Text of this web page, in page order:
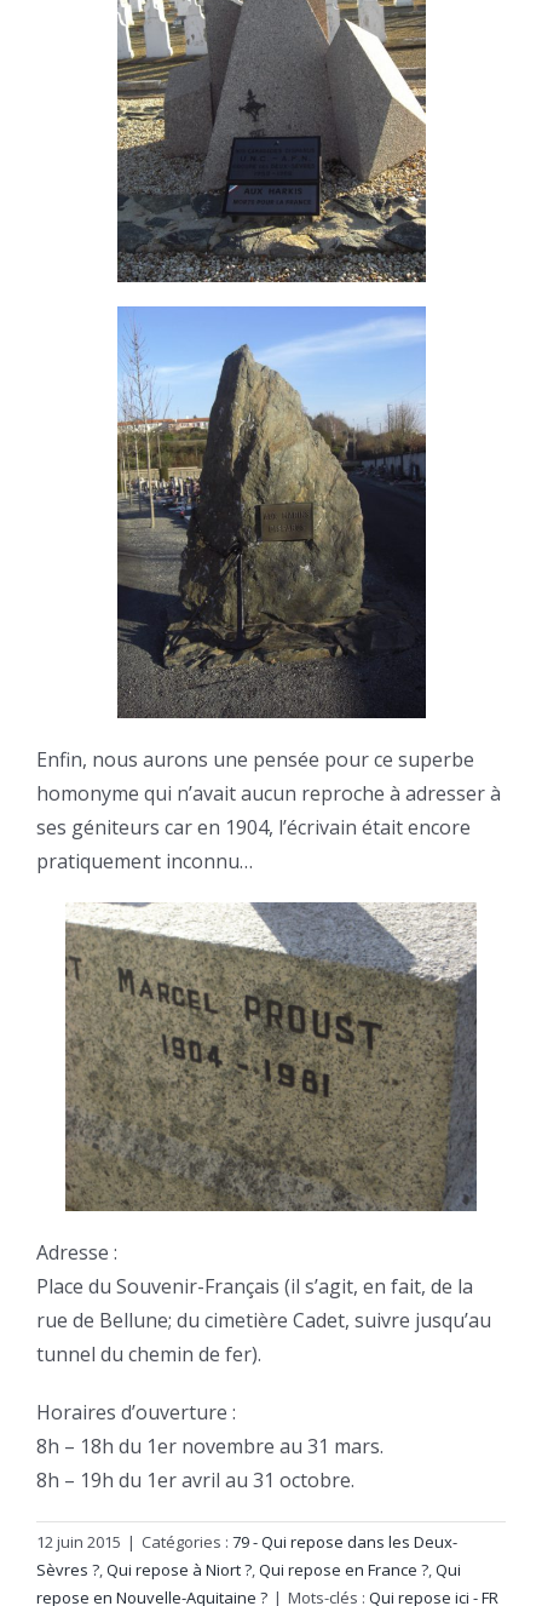
Enfin, nous aurons une pensée pour ce superbe
homonyme qui n’avait aucun reproche à adresser à
ses géniteurs car en 1904, l’écrivain était encore
pratiquement inconnu…
Adresse :
Place du Souvenir-Français (il s’agit, en fait, de la
rue de Bellune; du cimetière Cadet, suivre jusqu’au
tunnel du chemin de fer).
Horaires d’ouverture :
8h – 18h du 1er novembre au 31 mars.
8h – 19h du 1er avril au 31 octobre.
12 juin 2015 | Catégories : 79 - Qui repose dans les Deux-
Sèvres ?,Qui repose à Niort ?,Qui repose en France ?,Qui
repose en Nouvelle-Aquitaine ? | Mots-clés : Qui repose ici - FR